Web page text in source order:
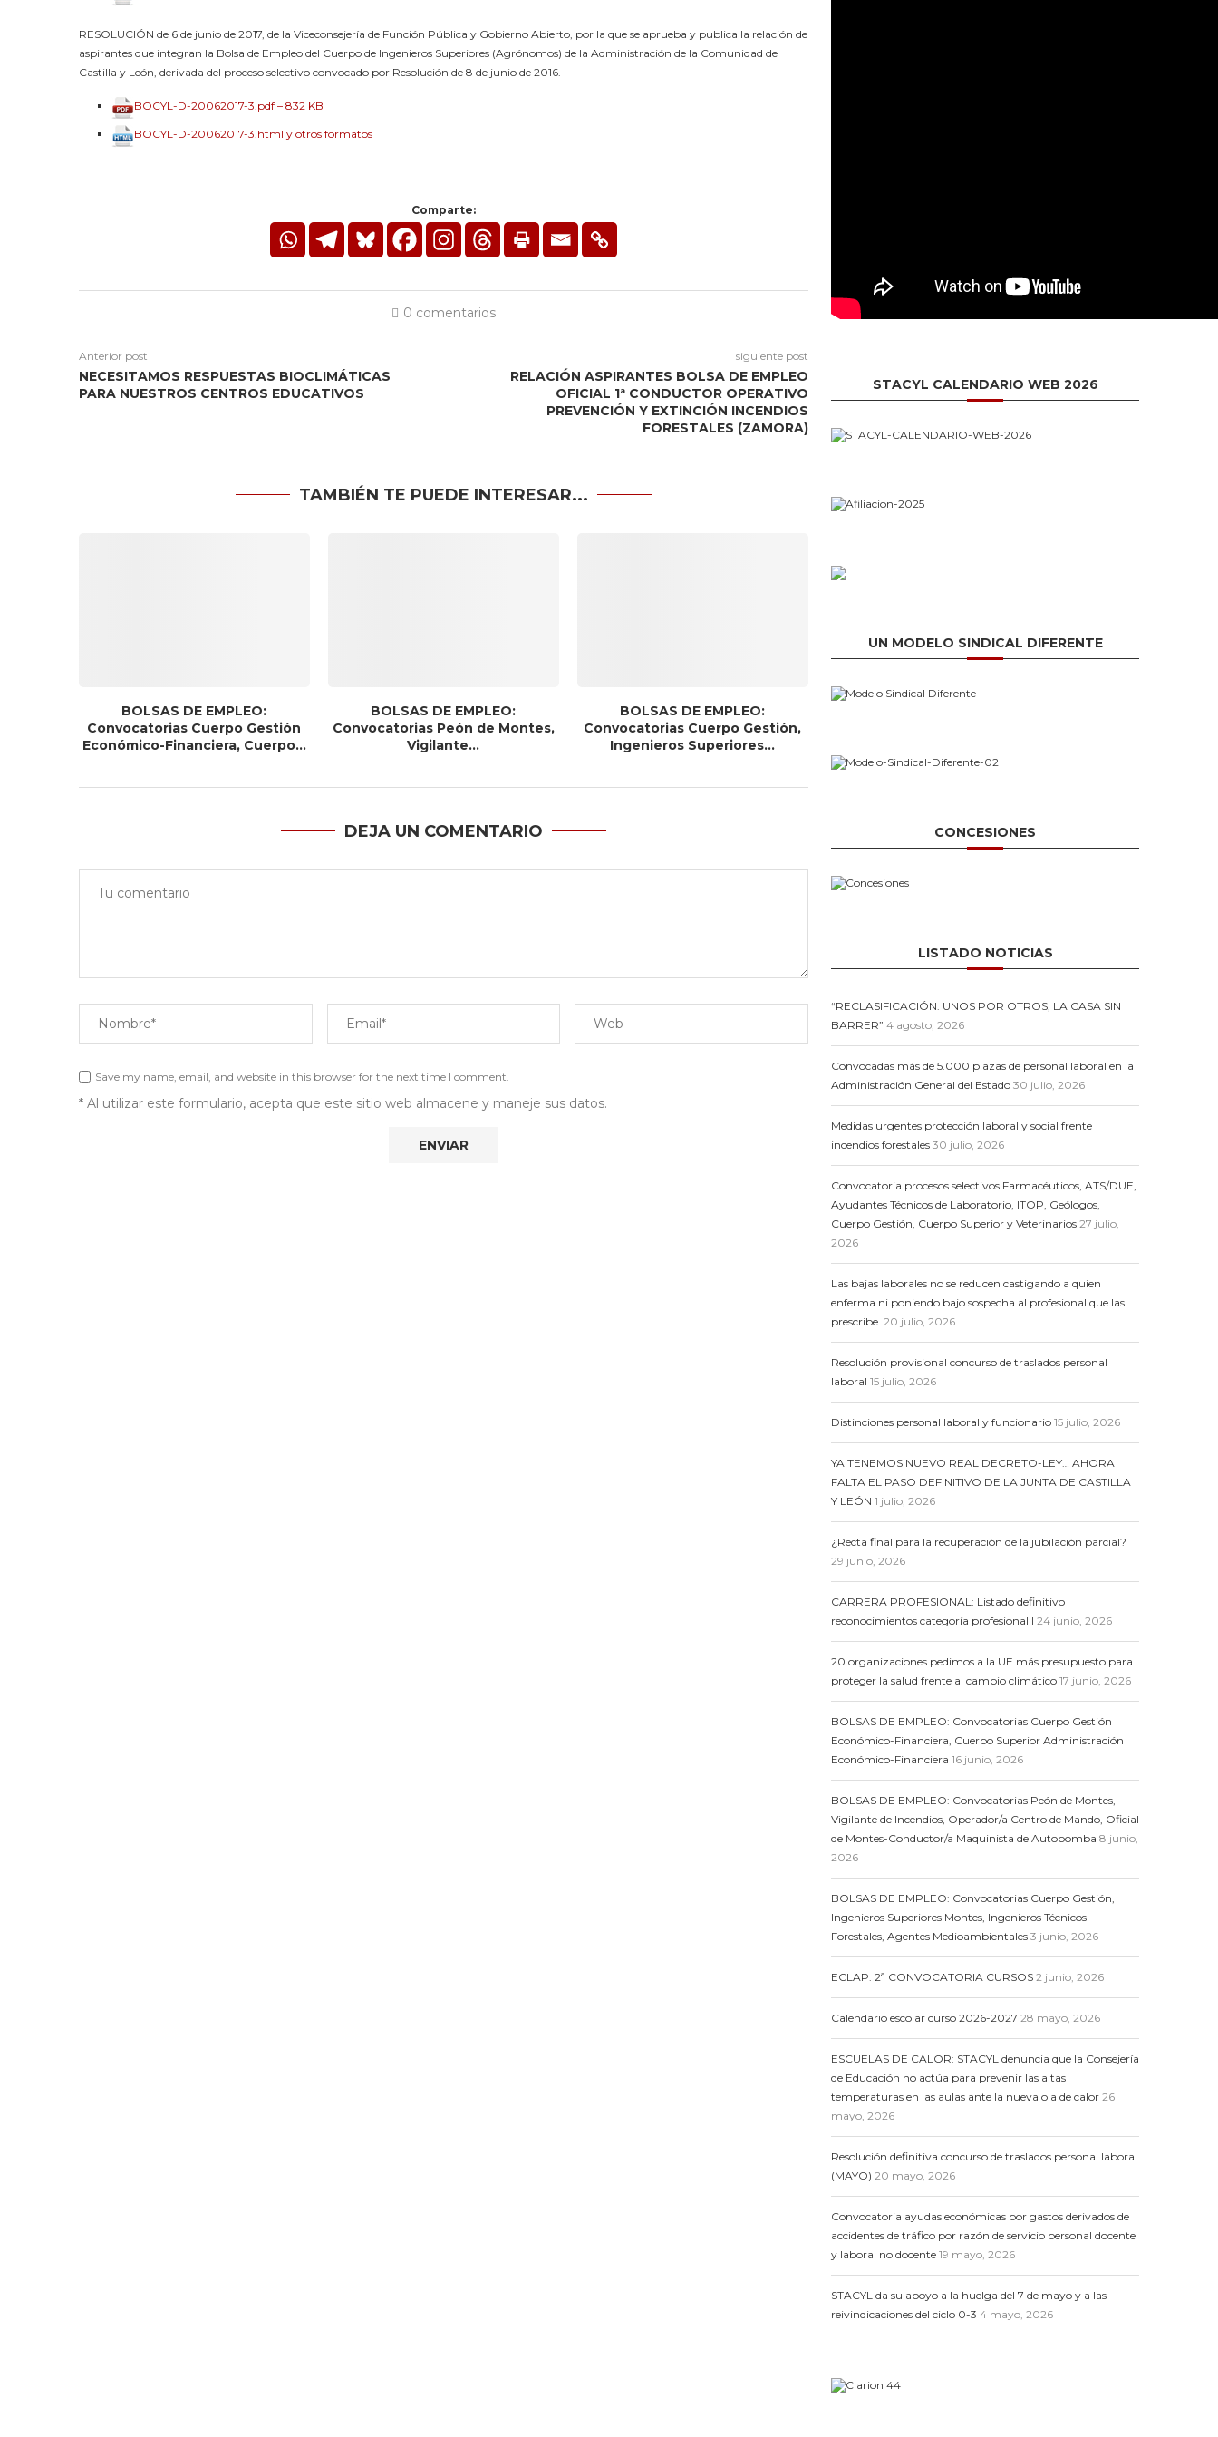
RESOLUCIÓN de 6 de junio de 2017, de la Viceconsejería de Función Pública y Gobierno Abierto, por la que se aprueba y publica la relación de
aspirantes que integran la Bolsa de Empleo del Cuerpo de Ingenieros Superiores (Agrónomos) de la Administración de la Comunidad de
Castilla y León, derivada del proceso selectivo convocado por Resolución de 8 de junio de 2016.
BOCYL-D-20062017-3.pdf – 832 KB
BOCYL-D-20062017-3.html y otros formatos
Comparte:
0 comentarios
Anterior post
NECESITAMOS RESPUESTAS BIOCLIMÁTICAS
PARA NUESTROS CENTROS EDUCATIVOS
siguiente post
RELACIÓN ASPIRANTES BOLSA DE EMPLEO
OFICIAL 1ª CONDUCTOR OPERATIVO
PREVENCIÓN Y EXTINCIÓN INCENDIOS
FORESTALES (ZAMORA)
TAMBIÉN TE PUEDE INTERESAR...
BOLSAS DE EMPLEO:
Convocatorias Cuerpo Gestión
Económico-Financiera, Cuerpo...
BOLSAS DE EMPLEO:
Convocatorias Peón de Montes,
Vigilante...
BOLSAS DE EMPLEO:
Convocatorias Cuerpo Gestión,
Ingenieros Superiores...
DEJA UN COMENTARIO
Save my name, email, and website in this browser for the next time I comment.
* Al utilizar este formulario, acepta que este sitio web almacene y maneje sus datos.
STACYL CALENDARIO WEB 2026
UN MODELO SINDICAL DIFERENTE
CONCESIONES
LISTADO NOTICIAS
“RECLASIFICACIÓN: UNOS POR OTROS, LA CASA SIN
BARRER” 4 agosto, 2026
Convocadas más de 5.000 plazas de personal laboral en la
Administración General del Estado 30 julio, 2026
Medidas urgentes protección laboral y social frente
incendios forestales 30 julio, 2026
Convocatoria procesos selectivos Farmacéuticos, ATS/DUE,
Ayudantes Técnicos de Laboratorio, ITOP, Geólogos,
Cuerpo Gestión, Cuerpo Superior y Veterinarios 27 julio,
2026
Las bajas laborales no se reducen castigando a quien
enferma ni poniendo bajo sospecha al profesional que las
prescribe. 20 julio, 2026
Resolución provisional concurso de traslados personal
laboral 15 julio, 2026
Distinciones personal laboral y funcionario 15 julio, 2026
YA TENEMOS NUEVO REAL DECRETO-LEY… AHORA
FALTA EL PASO DEFINITIVO DE LA JUNTA DE CASTILLA
Y LEÓN 1 julio, 2026
¿Recta final para la recuperación de la jubilación parcial?
29 junio, 2026
CARRERA PROFESIONAL: Listado definitivo
reconocimientos categoría profesional I 24 junio, 2026
20 organizaciones pedimos a la UE más presupuesto para
proteger la salud frente al cambio climático 17 junio, 2026
BOLSAS DE EMPLEO: Convocatorias Cuerpo Gestión
Económico-Financiera, Cuerpo Superior Administración
Económico-Financiera 16 junio, 2026
BOLSAS DE EMPLEO: Convocatorias Peón de Montes,
Vigilante de Incendios, Operador/a Centro de Mando, Oficial
de Montes-Conductor/a Maquinista de Autobomba 8 junio,
2026
BOLSAS DE EMPLEO: Convocatorias Cuerpo Gestión,
Ingenieros Superiores Montes, Ingenieros Técnicos
Forestales, Agentes Medioambientales 3 junio, 2026
ECLAP: 2ª CONVOCATORIA CURSOS 2 junio, 2026
Calendario escolar curso 2026-2027 28 mayo, 2026
ESCUELAS DE CALOR: STACYL denuncia que la Consejería
de Educación no actúa para prevenir las altas
temperaturas en las aulas ante la nueva ola de calor 26
mayo, 2026
Resolución definitiva concurso de traslados personal laboral
(MAYO) 20 mayo, 2026
Convocatoria ayudas económicas por gastos derivados de
accidentes de tráfico por razón de servicio personal docente
y laboral no docente 19 mayo, 2026
STACYL da su apoyo a la huelga del 7 de mayo y a las
reivindicaciones del ciclo 0-3 4 mayo, 2026